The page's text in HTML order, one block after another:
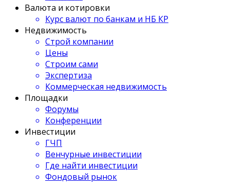
Валюта и котировки
Курс валют по банкам и НБ КР
Недвижимость
Строй компании
Цены
Строим сами
Экспертиза
Коммерческая недвижимость
Площадки
Форумы
Конференции
Инвестиции
ГЧП
Венчурные инвестиции
Где найти инвестиции
Фондовый рынок